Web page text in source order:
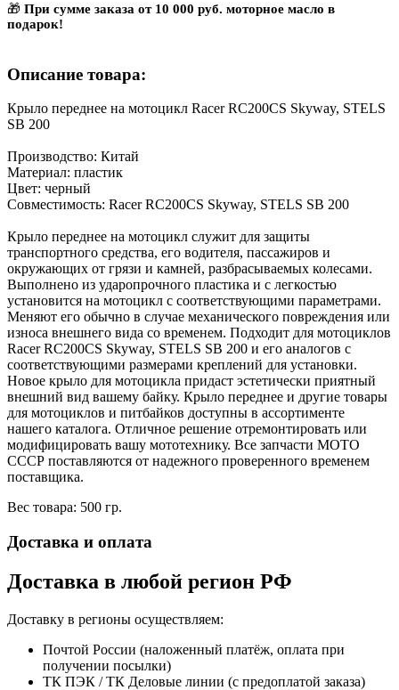
🎁 При сумме заказа от 10 000 руб. моторное масло в
подарок!
Описание товара:
Крыло переднее на мотоцикл Racer RC200CS Skyway, STELS
SB 200
Производство: Китай
Материал: пластик
Цвет: черный
Совместимость: Racer RC200CS Skyway, STELS SB 200
Крыло переднее на мотоцикл служит для защиты
транспортного средства, его водителя, пассажиров и
окружающих от грязи и камней, разбрасываемых колесами.
Выполнено из ударопрочного пластика и с легкостью
установится на мотоцикл с соответствующими параметрами.
Меняют его обычно в случае механического повреждения или
износа внешнего вида со временем. Подходит для мотоциклов
Racer RC200CS Skyway, STELS SB 200 и его аналогов с
соответствующими размерами креплений для установки.
Новое крыло для мотоцикла придаст эстетически приятный
внешний вид вашему байку. Крыло переднее и другие товары
для мотоциклов и питбайков доступны в ассортименте
нашего каталога. Отличное решение отремонтировать или
модифицировать вашу мототехнику. Все запчасти МОТО
СССР поставляются от надежного проверенного временем
поставщика.
Вес товара: 500 гр.
Доставка и оплата
Доставка в любой регион РФ
Доставку в регионы осуществляем:
Почтой России (наложенный платёж, оплата при
получении посылки)
ТК ПЭК / ТК Деловые линии (с предоплатой заказа)